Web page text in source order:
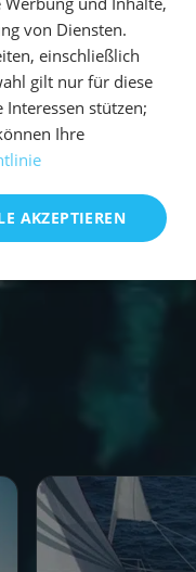
von Diensten.
einschließlich
gilt nur für diese
stützen;
Ihre
AKZEPTIEREN